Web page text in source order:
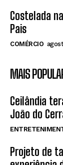
Costelada
Pais
COMÉRCIO
MAIS
Ceilândia
João do
Projeto de